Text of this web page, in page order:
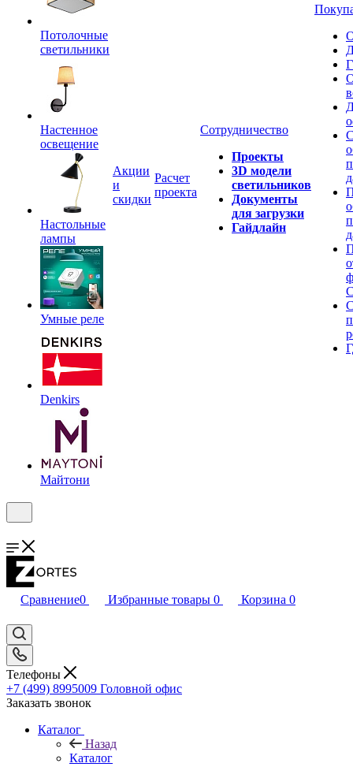
Потолочные
светильники
Настенное
освещение
Настольные
лампы
Умные реле
Denkirs
Майтони
Акции
и
скидки
Расчет
проекта
Сотрудничество
Проекты
3D модели
светильников
Документы
для загрузки
Гайдлайн
Сравнение0 Избранные товары 0 Корзина 0
Телефоны
+7 (499) 8995009 Головной офис
Заказать звонок
Каталог
Назад
Каталог